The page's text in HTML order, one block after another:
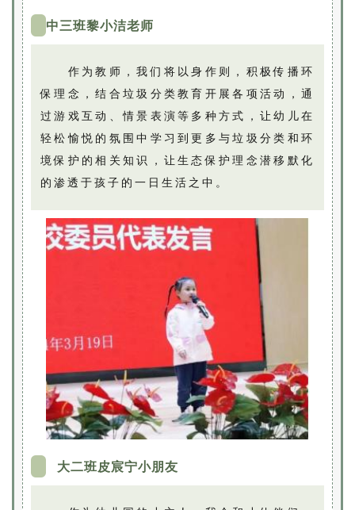
中三班黎小洁老师
作为教师，我们将以身作则，积极传播环
保理念，结合垃圾分类教育开展各项活动，通
过游戏互动、情景表演等多种方式，让幼儿在
轻松愉悦的氛围中学习到更多与垃圾分类和环
境保护的相关知识，让生态保护理念潜移默化
的渗透于孩子的一日生活之中。
大二班皮宸宁小朋友